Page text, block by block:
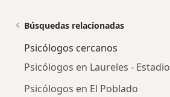
Búsquedas relacionadas
Psicólogos cercanos
Psicólogos en Laureles - Estadio
Psicólogos en El Poblado